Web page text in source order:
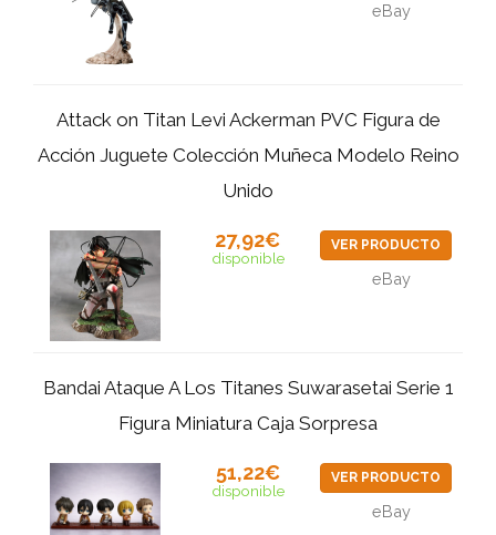
eBay
Attack on Titan Levi Ackerman PVC Figura de
Acción Juguete Colección Muñeca Modelo Reino
Unido
27,92€
disponible
VER PRODUCTO
eBay
Bandai Ataque A Los Titanes Suwarasetai Serie 1
Figura Miniatura Caja Sorpresa
51,22€
disponible
VER PRODUCTO
eBay